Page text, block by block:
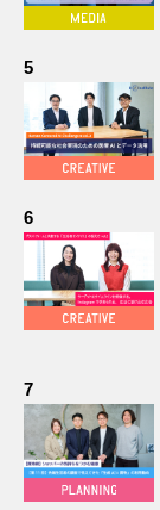
5
6
7